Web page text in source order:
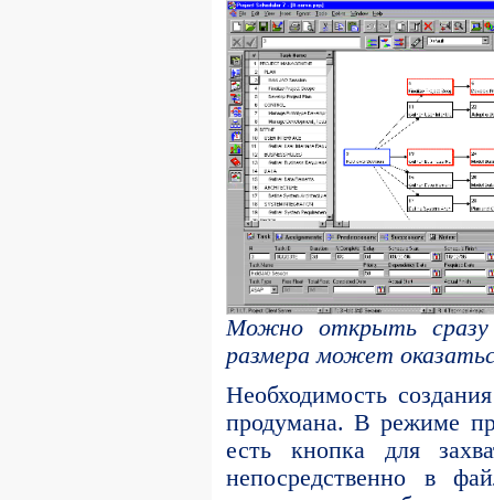
Можно открыть сразу
размера может
Необходимость
продумана. В режиме
есть кнопка для
непосредственно в